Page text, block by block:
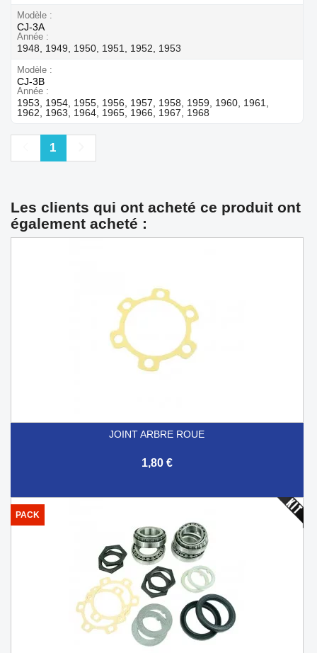
Modèle
CJ-3A
Année
1948, 1949, 1950, 1951, 1952, 1953
Modèle
CJ-3B
Année
1953, 1954, 1955, 1956, 1957, 1958, 1959, 1960, 1961,
1962, 1963, 1964, 1965, 1966, 1967, 1968
Précédent
1
Les clients qui ont acheté ce produit ont
également acheté :
JOINT ARBRE ROUE
1,80 €
PACK